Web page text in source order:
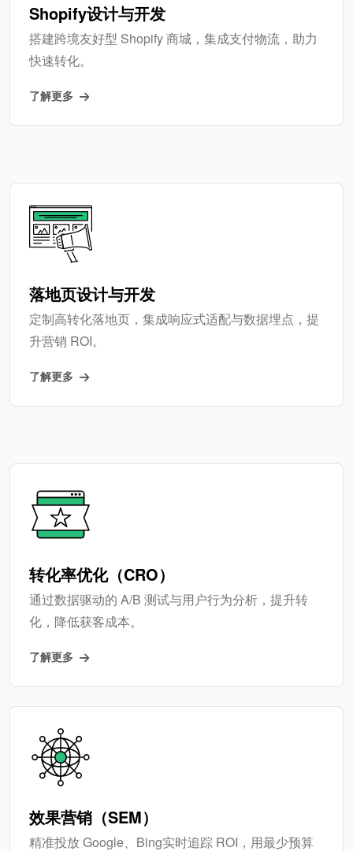
Shopify设计与开发
搭建跨境友好型 Shopify 商城，集成支付物流，助力
快速转化。
了解更多
落地页设计与开发
定制高转化落地页，集成响应式适配与数据埋点，提
升营销 ROI。
了解更多
转化率优化（CRO）
通过数据驱动的 A/B 测试与用户行为分析，提升转
化，降低获客成本。
了解更多
效果营销（SEM）
精准投放 Google、Bing实时追踪 ROI，用最少预算